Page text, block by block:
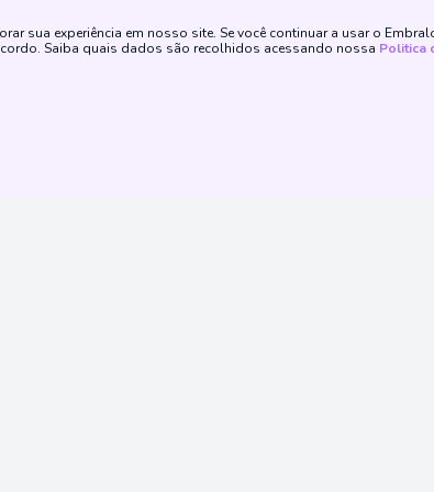
sua experiência em nosso site. Se você continuar a usar o
Saiba quais dados são recolhidos acessando nossa Politica